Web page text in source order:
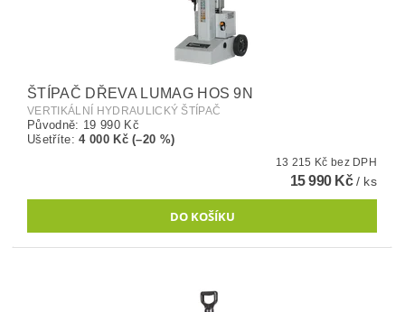
ŠTÍPAČ DŘEVA LUMAG HOS 9N
VERTIKÁLNÍ HYDRAULICKÝ ŠTÍPAČ
Původně: 19 990 Kč
Ušetříte:4 000 Kč (–20 %)
13 215 Kč bez DPH
15 990 Kč/ ks